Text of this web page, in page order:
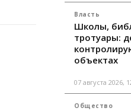
Власть
Школы,
тротуары:
объектах
07 августа 2026,
Общество